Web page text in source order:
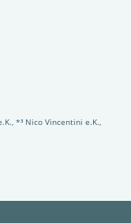
*³ Nico Vincentini e.K.,